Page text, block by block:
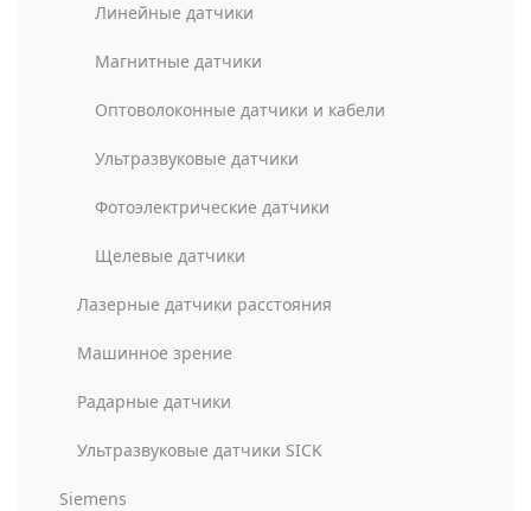
Линейные датчики
Магнитные датчики
Оптоволоконные датчики и кабели
Ультразвуковые датчики
Фотоэлектрические датчики
Щелевые датчики
Лазерные датчики расстояния
Машинное зрение
Радарные датчики
Ультразвуковые датчики SICK
Siemens